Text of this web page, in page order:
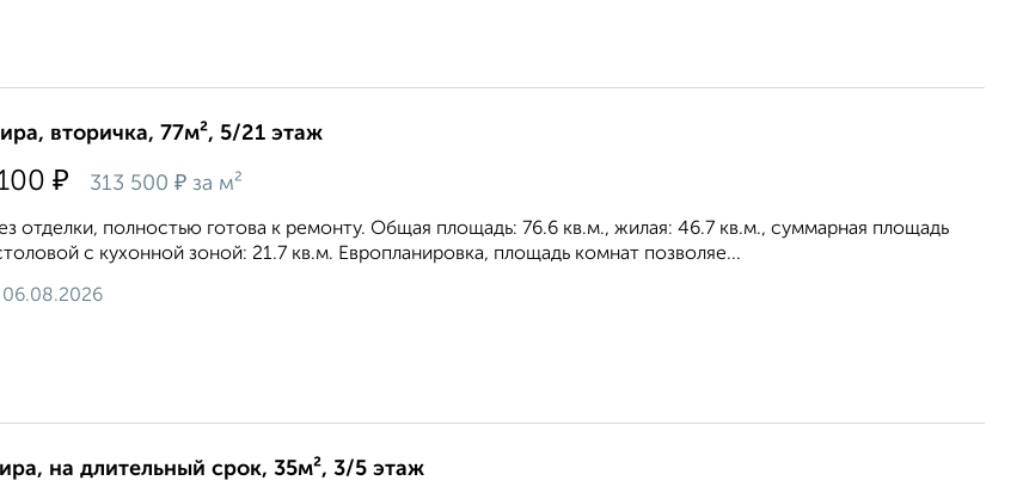
вторичка, 77м², 5/21 этаж
₽ 313 500 ₽ за м²
отделки, полностью готова к ремонту. Общая площадь: 76.6 кв.м., жилая: 46.7 кв.м., суммарная площадь
с кухонной зоной: 21.7 кв.м. Европланировка, площадь комнат позволяе...
06.08.2026
на длительный срок, 35м², 3/5 этаж